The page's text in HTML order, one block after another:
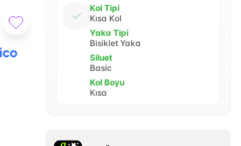
Kol Tipi
Kısa Kol
Yaka Tipi
Bisiklet Yaka
Siluet
Basic
Kol Boyu
Kısa